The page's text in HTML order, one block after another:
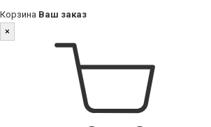
Корзина Ваш заказ
×